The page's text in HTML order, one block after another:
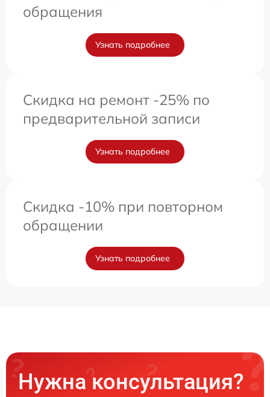
обращения
Узнать подробнее
Скидка на ремонт -25% по
предварительной записи
Узнать подробнее
Скидка -10% при повторном
обращении
Узнать подробнее
Нужна консультация?